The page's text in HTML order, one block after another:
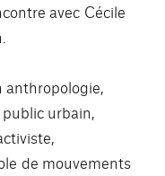
avec Cécile
anthropologie,
urbain,
de mouvements